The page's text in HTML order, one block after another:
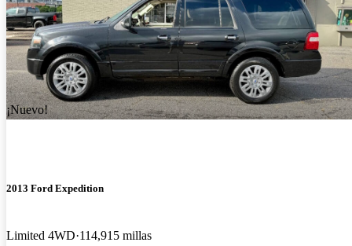
¡Nuevo!
2013 Ford Expedition
Limited 4WD 114,915 millas